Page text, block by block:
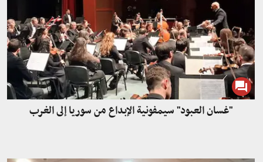
"غسان العبود" سيمفونية الإبداع من سوريا إلى الغرب